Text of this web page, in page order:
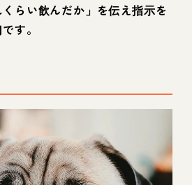
らい飲んだか」を伝え指示を
す。